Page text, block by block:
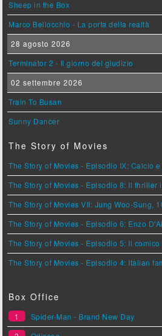
Sheep in the Box
Marco Bellocchio - La porta della realtà
28 agosto 2026
Terminator 2 - Il giorno del giudizio
02 settembre 2026
Train To Busan
Sunny Dancer
The Story of Movies
The Story of Movies - Episodio IX: Calcio
The Story of Movies - Episodio 8: Il thriller
The Story of Movies VII: Jung Woo-Sung,
The Story of Movies - Episodio 6: Enzo
The Story of Movies - Episodio 5: Il
The Story of Movies - Episodio 4: Italian
Box Office
1
Spider-Man - Brand New Day